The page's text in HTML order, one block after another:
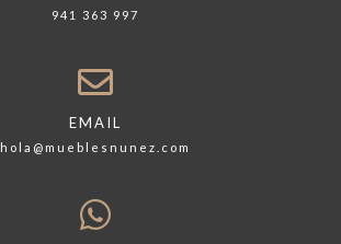
941 363 997
EMAIL
hola@mueblesnunez.com